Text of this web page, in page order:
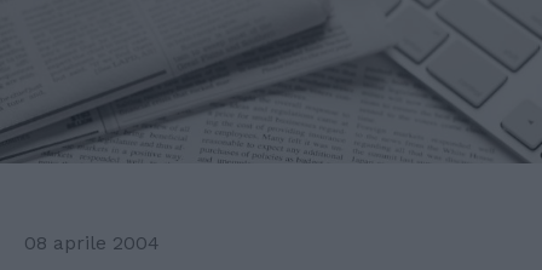
08 aprile 2004